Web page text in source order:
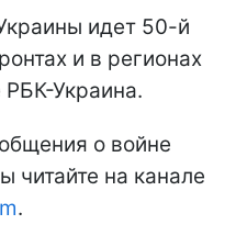
идет 50-й
и в регионах
РБК-Украина.
о войне
читайте на канале
.